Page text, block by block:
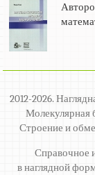
2012-2026.
Молекулярная
Строение и
Справочное
в наглядной